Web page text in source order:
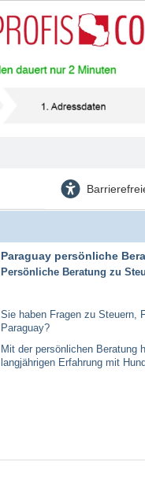
Paraguay persönliche
Persönliche Beratung zu
Sie haben Fragen zu Steuern,
Paraguay?
Mit der persönlichen Beratung
langjährigen Erfahrung mit